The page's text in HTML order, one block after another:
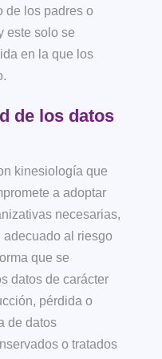
de los padres o
este solo se
en la que los
de los datos
kinesiología que
a adoptar
necesarias,
al riesgo
que se
datos de carácter
pérdida o
de datos
o tratados